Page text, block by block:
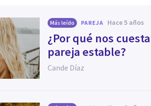
Más leído PAREJA hace 5 años
¿Por qué nos
pareja estable?
Cande Díaz